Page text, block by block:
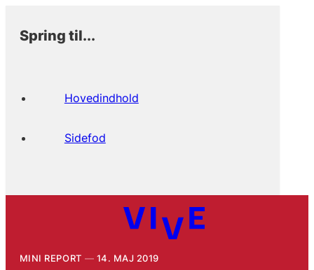
Spring til...
Hovedindhold
Sidefod
MINI REPORT 14. MAJ 2019